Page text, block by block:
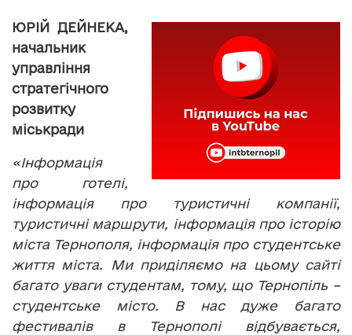
ЮРІЙ ДЕЙНЕКА,
начальник
управління
стратегічного
розвитку
міськради
«Інформація
про готелі,
інформація про туристичні компанії,
туристичні маршрути, інформація про історію
міста Тернополя, інформація про студентське
життя міста. Ми приділяємо на цьому сайті
багато уваги студентам, тому, що Тернопіль –
студентське місто. В нас дуже багато
фестивалів в Тернополі відбувається,